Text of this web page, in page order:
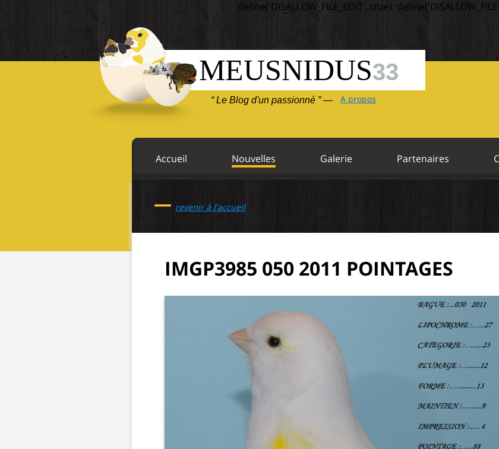
define('DISALLOW_FILE_EDIT', true);
MEUSNIDUS33
“ Le Blog d'un passionné ” — A propos
Accueil Nouvelles Galerie Partenaires
— revenir à l'accueil
IMGP3985 050 2011 POINTAGES